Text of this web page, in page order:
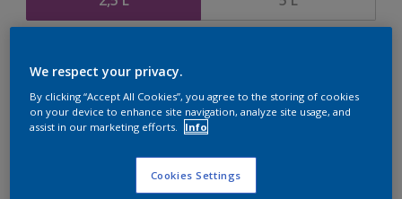
te bestellen. Houd de website in de gaten, we werken
er hard aan om de voorraad aan te vullen.
We respect your privacy.
By clicking “Accept All Cookies”, you agree to the storing of cookies
on your device to enhance site navigation, analyze site usage, and
assist in our marketing efforts.
Info
Cookies Settings